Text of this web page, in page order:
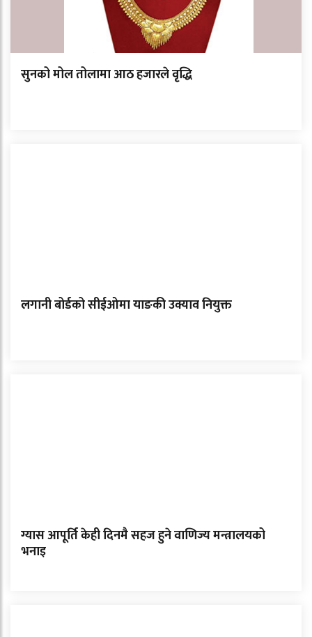
सुनको मोल तोलामा आठ हजारले वृद्धि
लगानी बोर्डको सीईओमा याङकी उक्याव नियुक्त
ग्यास आपूर्ति केही दिनमै सहज हुने वाणिज्य मन्त्रालयको
भनाइ